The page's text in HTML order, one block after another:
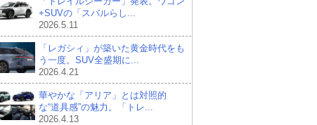
+SUVの「スバルらし...
2026.5.11
「レガシィ」が築いた黄金時代をも
う一度。SUV全盛期に...
2026.4.21
華やかな「アリア」とは対照的
な“道具感”の魅力。「トレ...
2026.4.13